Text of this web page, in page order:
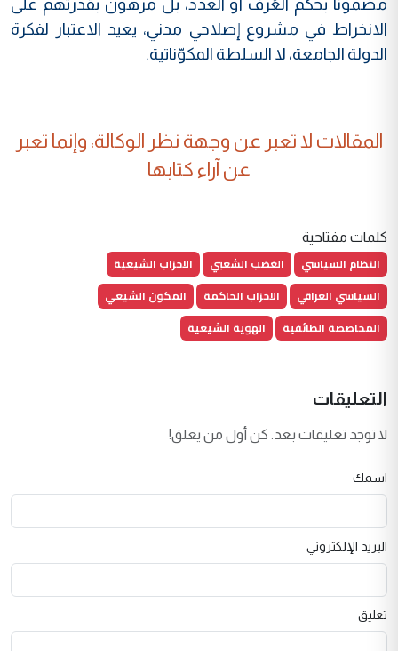
مضموناً بحكم العُرف أو العدد، بل مرهون بقدرتهم على
الانخراط في مشروع إصلاحي مدني، يعيد الاعتبار لفكرة
الدولة الجامعة، لا السلطة المكوّناتية.
المقالات لا تعبر عن وجهة نظر الوكالة، وإنما تعبر
عن آراء كتابها
كلمات مفتاحية
النظام السياسي الغضب الشعبي
الاحزاب الشيعية
السياسي العراقي
الاحزاب الحاكمة
المكون الشيعي
المحاصصة الطائفية
الهوية الشيعية
التعليقات
لا توجد تعليقات بعد. كن أول من يعلق!
اسمك
البريد الإلكتروني
تعليق